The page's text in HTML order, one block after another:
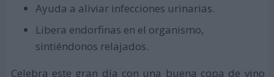
Ayuda a aliviar infecciones urinarias.
Libera endorfinas en el organismo,
sintiéndonos relajados.
Celebra este gran día con una buena copa de vino